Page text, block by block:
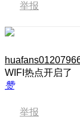
举报
WIFI热点开启了
赞
举报